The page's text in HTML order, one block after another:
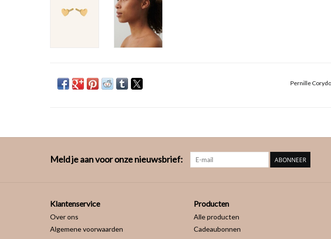
Pernille
Meld je aan voor onze nieuwsbrief: ABONNEER
Klantenservice
Over ons
Algemene voorwaarden
Producten
Alle producten
Cadeaubonnen